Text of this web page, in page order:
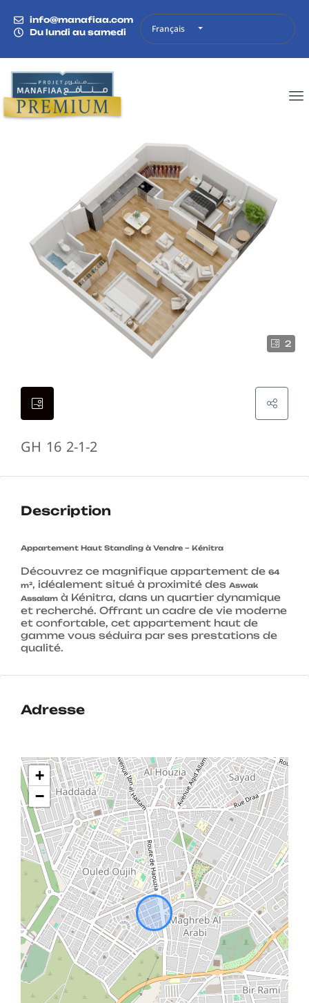
info@manafiaa.com
Du lundi au samedi
Français
2
GH 16 2-1-2
Description
Appartement Haut Standing à Vendre – Kénitra
Découvrez ce magnifique appartement de 64
m², idéalement situé à proximité des Aswak
Assalam à Kénitra, dans un quartier dynamique
et recherché. Offrant un cadre de vie moderne
et confortable, cet appartement haut de
gamme vous séduira par ses prestations de
qualité.
Adresse
+
−